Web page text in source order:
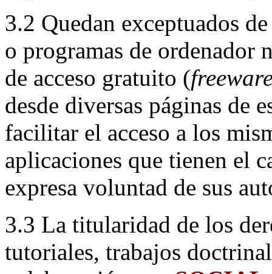
3.2 Quedan exceptuados
o programas de ordenador
de acceso gratuito (
desde diversas páginas de
facilitar el acceso a los
aplicaciones que tienen el
expresa voluntad de sus
3.3 La titularidad de los
tutoriales, trabajos